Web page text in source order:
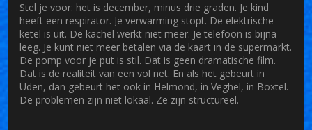
Stel je voor: het is december, minus drie graden. Je kind
heeft een respirator. Je verwarming stopt. De elektrische
ketel is uit. De kachel werkt niet meer. Je telefoon is bijna
leeg. Je kunt niet meer betalen via de kaart in de supermarkt.
De pomp voor je put is stil. Dat is geen dramatische film.
Dat is de realiteit van een vol net. En als het gebeurt in
Uden, dan gebeurt het ook in Helmond, in Veghel, in Boxtel.
De problemen zijn niet lokaal. Ze zijn structureel.